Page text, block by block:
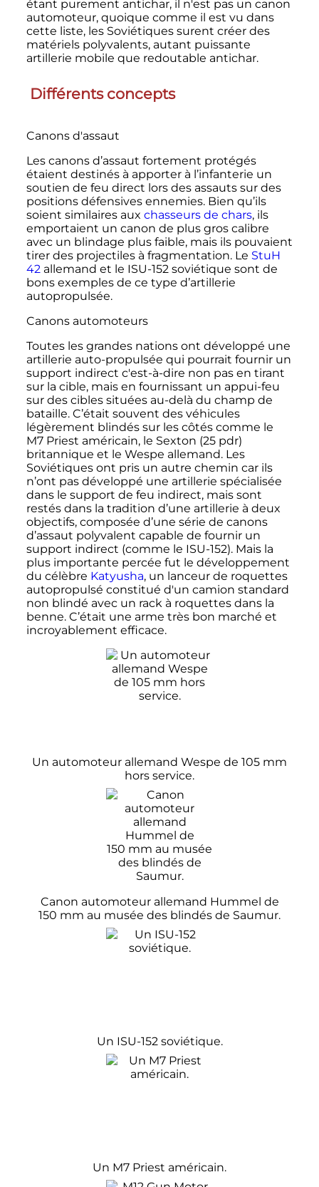
étant purement antichar, il n'est pas un canon
automoteur, quoique comme il est vu dans
cette liste, les Soviétiques surent créer des
matériels polyvalents, autant puissante
artillerie mobile que redoutable antichar.
Différents concepts
Canons d'assaut
Les canons d’assaut fortement protégés
étaient destinés à apporter à l’infanterie un
soutien de feu direct lors des assauts sur des
positions défensives ennemies. Bien qu’ils
soient similaires aux chasseurs de chars, ils
emportaient un canon de plus gros calibre
avec un blindage plus faible, mais ils pouvaient
tirer des projectiles à fragmentation. Le StuH
42allemand et le ISU-152 soviétique sont de
bons exemples de ce type d’artillerie
autopropulsée.
Canons automoteurs
Toutes les grandes nations ont développé une
artillerie auto-propulsée qui pourrait fournir un
support indirect c'est-à-dire non pas en tirant
sur la cible, mais en fournissant un appui-feu
sur des cibles situées au-delà du champ de
bataille. C’était souvent des véhicules
légèrement blindés sur les côtés comme le
M7 Priest américain, le Sexton (25 pdr)
britannique et le Wespe allemand. Les
Soviétiques ont pris un autre chemin car ils
n’ont pas développé une artillerie spécialisée
dans le support de feu indirect, mais sont
restés dans la tradition d’une artillerie à deux
objectifs, composée d’une série de canons
d’assaut polyvalent capable de fournir un
support indirect (comme le ISU-152). Mais la
plus importante percée fut le développement
du célèbre Katyusha, un lanceur de roquettes
autopropulsé constitué d'un camion standard
non blindé avec un rack à roquettes dans la
benne. C’était une arme très bon marché et
incroyablement efficace.
Un automoteur allemand Wespe de 105 mm
hors service.
Canon automoteur allemand Hummel de
150 mm au musée des blindés de Saumur.
Un ISU-152 soviétique.
Un M7 Priest américain.